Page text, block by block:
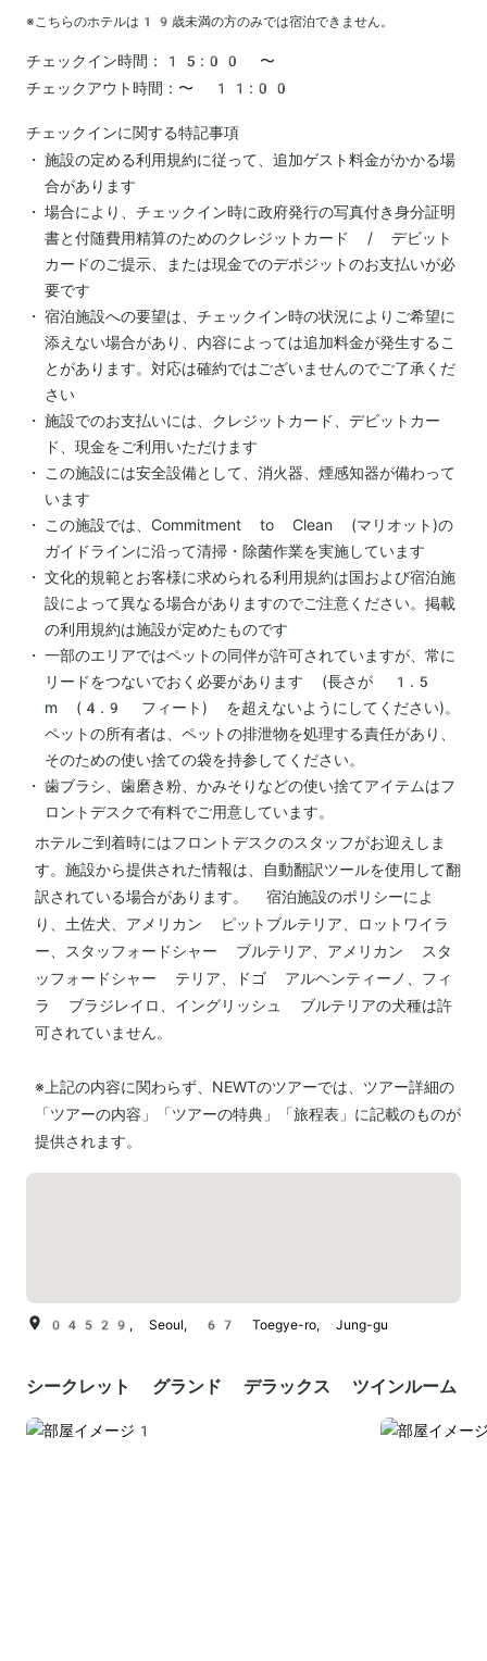
※こちらのホテルは 19 歳未満の方のみでは宿泊できません。
チェックイン時間：
15:00 〜
チェックアウト時間： 〜 11:00
チェックインに関する特記事項
施設の定める利用規約に従って、追加ゲスト料金がかかる場
合があります
場合により、チェックイン時に政府発行の写真付き身分証明
書と付随費用精算のためのクレジットカード / デビット
カードのご提示、または現金でのデポジットのお支払いが必
要です
宿泊施設への要望は、チェックイン時の状況によりご希望に
添えない場合があり、内容によっては追加料金が発生するこ
とがあります。対応は確約ではございませんのでご了承くだ
さい
施設でのお支払いには、クレジットカード、デビットカー
ド、現金をご利用いただけます
この施設には安全設備として、消火器、煙感知器が備わって
います
この施設では、Commitment to Clean (マリオット)の
ガイドラインに沿って清掃・除菌作業を実施しています
文化的規範とお客様に求められる利用規約は国および宿泊施
設によって異なる場合がありますのでご注意ください。掲載
の利用規約は施設が定めたものです
一部のエリアではペットの同伴が許可されていますが、常に
リードをつないでおく必要があります (長さが 1.5
m (4.9 フィート) を超えないようにしてください)。
ペットの所有者は、ペットの排泄物を処理する責任があり、
そのための使い捨ての袋を持参してください。
歯ブラシ、歯磨き粉、かみそりなどの使い捨てアイテムはフ
ロントデスクで有料でご用意しています。
ホテルご到着時にはフロントデスクのスタッフがお迎えしま
す。施設から提供された情報は、自動翻訳ツールを使用して翻
訳されている場合があります。 宿泊施設のポリシーによ
り、土佐犬、アメリカン ピットブルテリア、ロットワイラ
ー、スタッフォードシャー ブルテリア、アメリカン スタ
ッフォードシャー テリア、ドゴ アルヘンティーノ、フィ
ラ ブラジレイロ、イングリッシュ ブルテリアの犬種は許
可されていません。
※上記の内容に関わらず、NEWTのツアーでは、ツアー詳細の
「ツアーの内容」「ツアーの特典」「旅程表」に記載のものが
提供されます。
04529, Seoul, 67 Toegye-ro, Jung-gu
シークレット グランド デラックス ツインルーム